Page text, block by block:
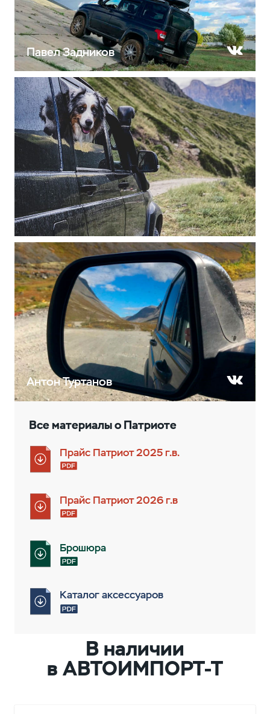
Павел Задников
Антон Туртанов
Все материалы о Патриотe
Прайс Патриот 2025 г.в.
Прайс Патриот 2026 г.в
Брошюра
Каталог аксессуаров
В наличии
в АВТОИМПОРТ-Т